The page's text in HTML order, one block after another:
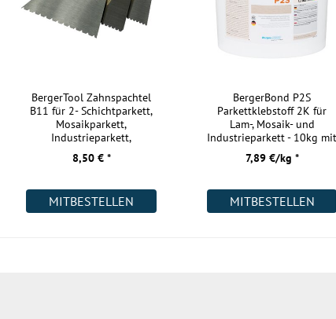
Keller:
Gewerbe (gering beansprucht):
Weitere Informationen:
Akklimatisierung:
Kurztitel:
BergerTool Zahnspachtel
B11 für 2- Schichtparkett,
Mosaikparkett,
Industrieparkett,
Lamparkett
8,50 € *
MITBESTELLEN
BergerBond P2S
Parkettklebstoff 2K für
Lam-, Mosaik- und
Industrieparkett - 10kg mit
Härter
7,89 €/kg *
MITBESTELLEN